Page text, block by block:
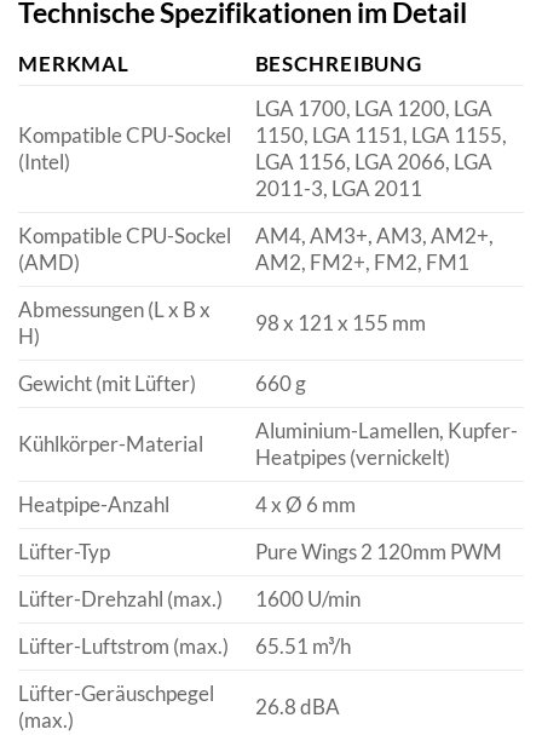
Technische Spezifikationen im Detail
MERKMAL BESCHREIBUNG
Kompatible CPU-Sockel
(Intel)
LGA 1700, LGA 1200, LGA
1150, LGA 1151, LGA 1155,
LGA 1156, LGA 2066, LGA
2011-3, LGA 2011
Kompatible CPU-Sockel
(AMD)
AM4, AM3+, AM3, AM2+,
AM2, FM2+, FM2, FM1
Abmessungen (L x B x
H)
98 x 121 x 155 mm
Gewicht (mit Lüfter) 660 g
Kühlkörper-Material
Aluminium-Lamellen, Kupfer-
Heatpipes (vernickelt)
Heatpipe-Anzahl
4 x Ø 6 mm
Lüfter-Typ
Pure Wings 2 120mm PWM
Lüfter-Drehzahl (max.)
1600 U/min
Lüfter-Luftstrom (max.)
65.51 m³/h
Lüfter-Geräuschpegel
(max.)
26.8 dBA